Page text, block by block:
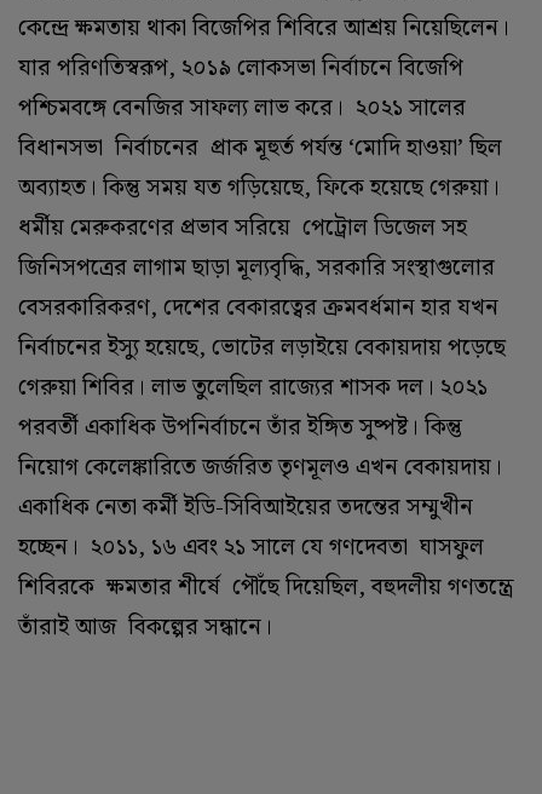
কেন্দ্রে ক্ষমতায় থাকা বিজেপির শিবিরে আশ্রয় নিয়েছিলেন।
যার পরিণতিস্বরূপ, ২০১৯ লোকসভা নির্বাচনে বিজেপি
পশ্চিমবঙ্গে বেনজির সাফল্য লাভ করে। ২০২১ সালের
বিধানসভা নির্বাচনের প্রাক মূহুর্ত পর্যন্ত ‘মোদি হাওয়া’ ছিল
অব্যাহত। কিন্তু সময় যত গড়িয়েছে, ফিকে হয়েছে গেরুয়া।
ধর্মীয় মেরুকরণের প্রভাব সরিয়ে পেট্রোল ডিজেল সহ
জিনিসপত্রের লাগাম ছাড়া মূল্যবৃদ্ধি, সরকারি সংস্থাগুলোর
বেসরকারিকরণ, দেশের বেকারত্বের ক্রমবর্ধমান হার যখন
নির্বাচনের ইস্যু হয়েছে, ভোটের লড়াইয়ে বেকায়দায় পড়েছে
গেরুয়া শিবির। লাভ তুলেছিল রাজ্যের শাসক দল। ২০২১
পরবর্তী একাধিক উপনির্বাচনে তাঁর ইঙ্গিত সুষ্পষ্ট। কিন্তু
নিয়োগ কেলেঙ্কারিতে জর্জরিত তৃণমূলও এখন বেকায়দায়।
একাধিক নেতা কর্মী ইডি-সিবিআইয়ের তদন্তের সম্মুখীন
হচ্ছেন। ২০১১, ১৬ এবং ২১ সালে যে গণদেবতা ঘাসফুল
শিবিরকে ক্ষমতার শীর্ষে পৌঁছে দিয়েছিল, বহুদলীয় গণতন্ত্রে
তাঁরাই আজ বিকল্পের সন্ধানে।